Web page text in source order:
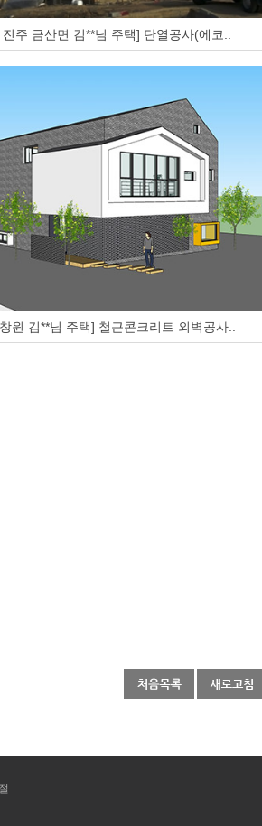
주 금산면 김**님 주택] 단열공사(에코..
원 김**님 주택] 철근콘크리트 외벽공사..